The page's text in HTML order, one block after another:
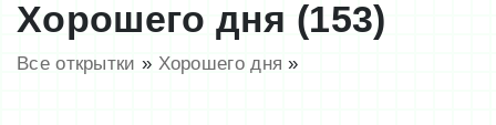
Хорошего дня (153)
Все открытки » Хорошего дня »